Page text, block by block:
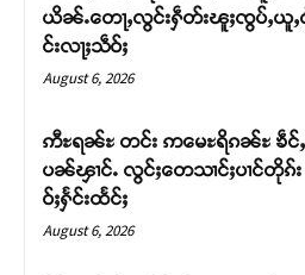
ယိၼ်ႉတေႃႇလွင်းႁဵတ်းၽူႈၸွပ်ႇယူႇ
င်းလႃႈသဵဝ်ႈ
August 6, 2026
ဢီႊရၼ်ႊ တင်း ဢမေႊရိၵၼ်ႊ ၶဵင်
ပၼ်ၾၢင်ႉ လွင်ႈတေသၢင်ႈပၢင်တိုၵ်း
ဝ်ႈႁႅင်းထႅင်ႈ
August 6, 2026